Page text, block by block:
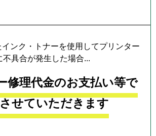
ンク・トナーを使用してプリンター
不具合が発生した場合...
修理代金のお支払い等で
せていただきます